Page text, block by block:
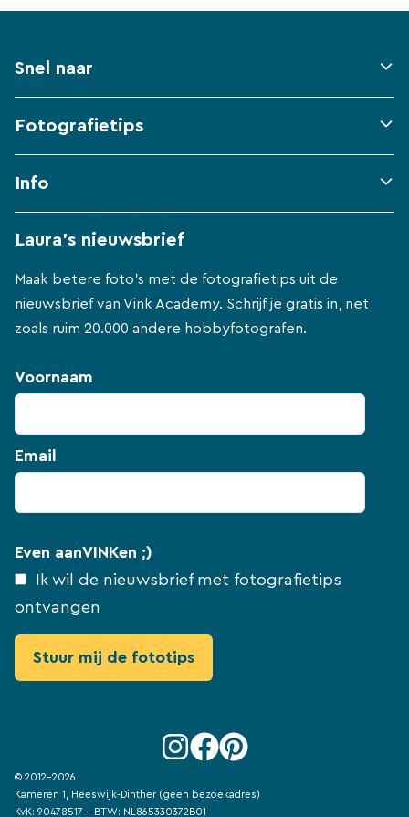
Snel naar
Fotografietips
Info
Laura's nieuwsbrief
Maak betere foto's met de fotografietips uit de
nieuwsbrief van Vink Academy. Schrijf je gratis in, net
zoals ruim 20.000 andere hobbyfotografen.
Voornaam
Email
Even aanVINKen ;)
Ik wil de nieuwsbrief met fotografietips
ontvangen
© 2012-2026
Kameren 1, Heeswijk-Dinther (geen bezoekadres)
KvK: 90478517 - BTW: NL865330372B01